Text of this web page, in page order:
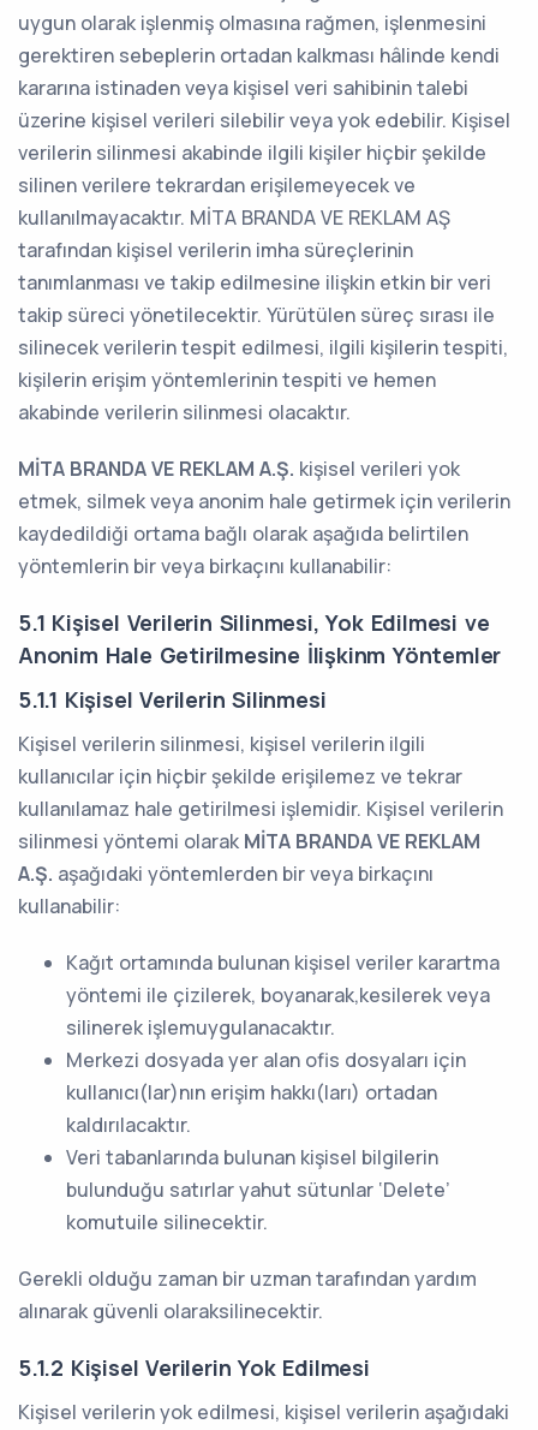
uygun olarak işlenmiş olmasına rağmen, işlenmesini
gerektiren sebeplerin ortadan kalkması hâlinde kendi
kararına istinaden veya kişisel veri sahibinin talebi
üzerine kişisel verileri silebilir veya yok edebilir. Kişisel
verilerin silinmesi akabinde ilgili kişiler hiçbir şekilde
silinen verilere tekrardan erişilemeyecek ve
kullanılmayacaktır. MİTA BRANDA VE REKLAM AŞ
tarafından kişisel verilerin imha süreçlerinin
tanımlanması ve takip edilmesine ilişkin etkin bir veri
takip süreci yönetilecektir. Yürütülen süreç sırası ile
silinecek verilerin tespit edilmesi, ilgili kişilerin tespiti,
kişilerin erişim yöntemlerinin tespiti ve hemen
akabinde verilerin silinmesi olacaktır.
MİTA BRANDA VE REKLAM A.Ş. kişisel verileri yok
etmek, silmek veya anonim hale getirmek için verilerin
kaydedildiği ortama bağlı olarak aşağıda belirtilen
yöntemlerin bir veya birkaçını kullanabilir:
5.1 Kişisel Verilerin Silinmesi, Yok Edilmesi ve
Anonim Hale Getirilmesine İlişkinm Yöntemler
5.1.1 Kişisel Verilerin Silinmesi
Kişisel verilerin silinmesi, kişisel verilerin ilgili
kullanıcılar için hiçbir şekilde erişilemez ve tekrar
kullanılamaz hale getirilmesi işlemidir. Kişisel verilerin
silinmesi yöntemi olarak MİTA BRANDA VE REKLAM
A.Ş. aşağıdaki yöntemlerden bir veya birkaçını
kullanabilir:
Kağıt ortamında bulunan kişisel veriler karartma
yöntemi ile çizilerek, boyanarak,kesilerek veya
silinerek işlemuygulanacaktır.
Merkezi dosyada yer alan ofis dosyaları için
kullanıcı(lar)nın erişim hakkı(ları) ortadan
kaldırılacaktır.
Veri tabanlarında bulunan kişisel bilgilerin
bulunduğu satırlar yahut sütunlar ‘Delete’
komutuile silinecektir.
Gerekli olduğu zaman bir uzman tarafından yardım
alınarak güvenli olaraksilinecektir.
5.1.2 Kişisel Verilerin Yok Edilmesi
Kişisel verilerin yok edilmesi, kişisel verilerin aşağıdaki